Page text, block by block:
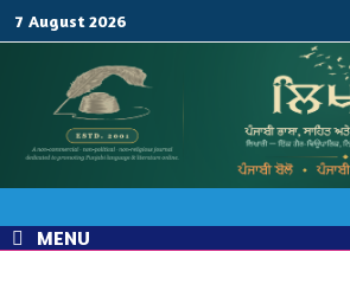
7 August 2026
MENU